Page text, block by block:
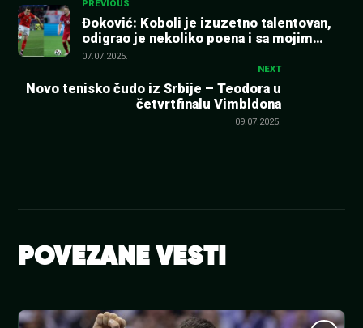
Kretanje
članka
PREVIOUS
Đoković: Koboli je izuzetno talentovan,
odigrao je nekoliko poena i sa mojim
Stefanom
07.07.2025.
NEXT
Novo tenisko čudo iz Srbije – Teodora u
četvrtfinalu Vimbldona
09.07.2025.
POVEZANE VESTI